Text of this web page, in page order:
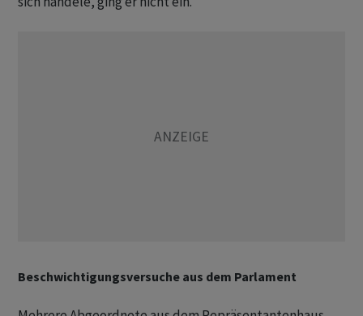
Beschwichtigungsversuche aus dem Parlament